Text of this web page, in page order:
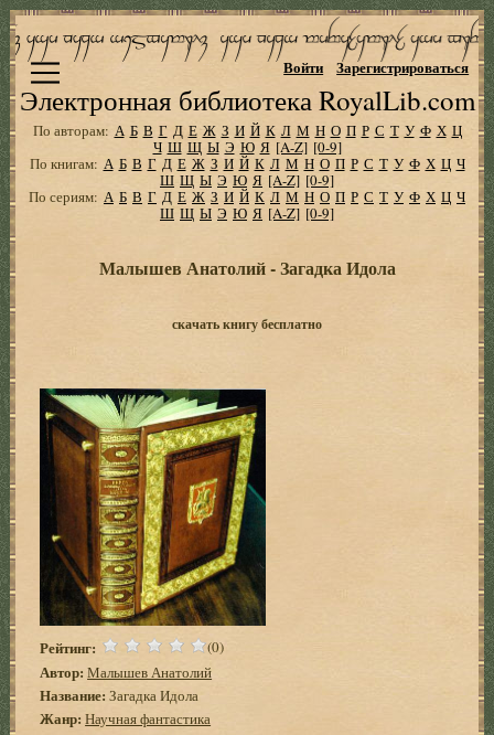
Электронная библиотека RoyalLib.com
Войти Зарегистрироваться
По авторам: А Б В Г Д Е Ж З И Й К Л М Н О П Р С Т У Ф Х Ц
Ч Ш Щ Ы Э Ю Я [A-Z] [0-9]
По книгам: А Б В Г Д Е Ж З И Й К Л М Н О П Р С Т У Ф Х Ц Ч
Ш Щ Ы Э Ю Я [A-Z] [0-9]
По сериям: А Б В Г Д Е Ж З И Й К Л М Н О П Р С Т У Ф Х Ц Ч
Ш Щ Ы Э Ю Я [A-Z] [0-9]
Малышев Анатолий - Загадка Идола
скачать книгу бесплатно
Рейтинг: (0)
Автор: Малышев Анатолий
Название: Загадка Идола
Жанр: Научная фантастика